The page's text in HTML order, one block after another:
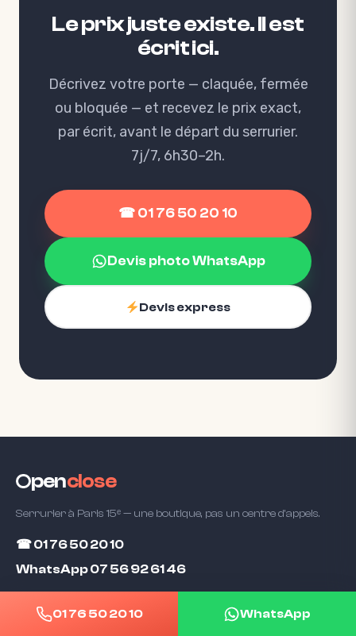
Leprixjusteexiste.Ilest
écritici.
Décrivez votre porte — claquée, fermée
ou bloquée — et recevez le prix exact,
par écrit, avant le départ du serrurier.
7j/7, 6h30–2h.
☎ 01 76 50 20 10
Devis photo WhatsApp
Devis express
penclose
Serrurier à Paris 15ᵉ — une boutique, pas un centre d'appels.
☎ 01 76 50 20 10
WhatsApp 07 56 92 61 46
Métro Falguière ou Pasteur
01 76 50 20 10 WhatsApp